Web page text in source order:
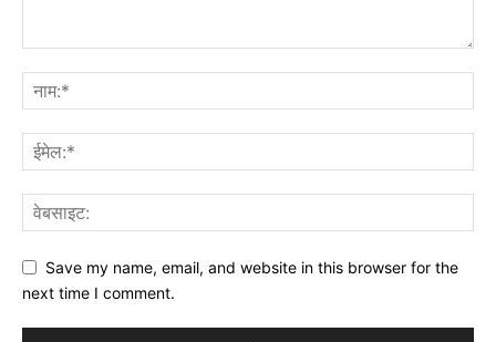
Save my name, email, and website in this browser for the
next time I comment.